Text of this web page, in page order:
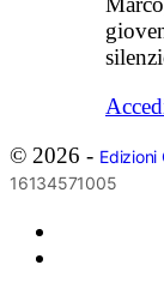
© 2026 - Edizioni
16134571005